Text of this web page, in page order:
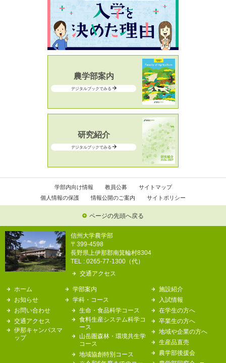
農学部案内
デジタルブックでみる
研究紹介
デジタルブックでみる
学部内向け情報 教員公募
サイトマップ
個人情報の保護
情報公開のご案内 サイトポリシー
ページの先頭へ戻る
信州大学農学部
〒399-4598
長野県上伊那郡南箕輪村8304
TEL : 0265-77-1300（代）
交通アクセス
ホーム
お知らせ
お問い合わせ
交通アクセス
伊那キャンパスマ
ップ
学部案内
学科・コース
生命・食品科学コース
食料生産システム科学コ
ース
山岳圏森林・環境共生学
コース
地域協創特別コース
施設紹介
入試情報
在学生の方へ
卒業生の方へ
地域や企業の方へ
生産品直売
農学部後援会